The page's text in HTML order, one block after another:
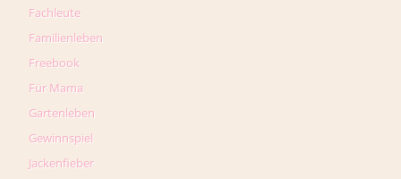
Fachleute
Familienleben
Freebook
Für Mama
Gartenleben
Gewinnspiel
Jackenfieber